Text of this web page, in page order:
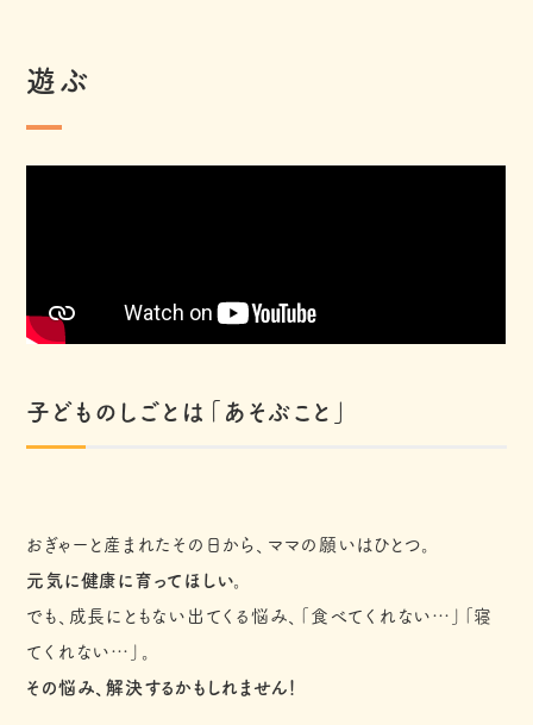
遊ぶ
子どものしごとは「あそぶこと」
おぎゃーと産まれたその日から、ママの願いはひとつ。
元気に健康に育ってほしい。
でも、成長にともない出てくる悩み、「食べてくれない…」「寝
てくれない…」。
その悩み、解決するかもしれません！